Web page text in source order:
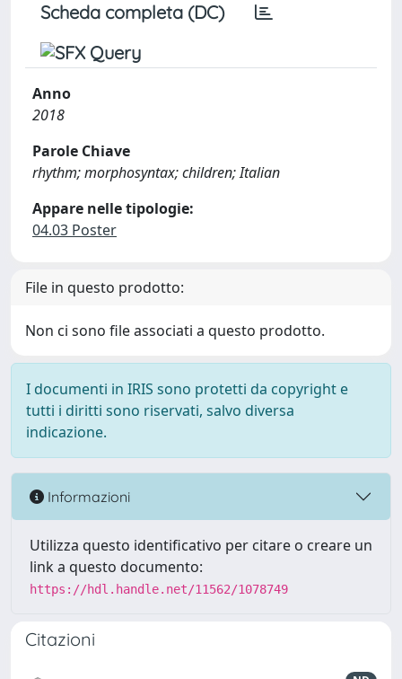
Scheda completa (DC)
Anno
2018
Parole Chiave
rhythm; morphosyntax; children; Italian
Appare nelle tipologie:
04.03 Poster
File in questo prodotto:
Non ci sono file associati a questo prodotto.
I documenti in IRIS sono protetti da copyright e
tutti i diritti sono riservati, salvo diversa
indicazione.
Informazioni
Utilizza questo identificativo per citare o creare un
link a questo documento:
https://hdl.handle.net/11562/1078749
Citazioni